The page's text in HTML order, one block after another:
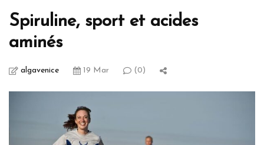
Spiruline, sport et acides
aminés
algavenice 19 Mar (0)